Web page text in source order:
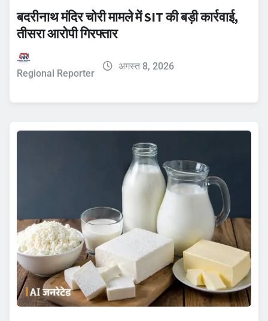
बदरीनाथ मंदिर चोरी मामले में SIT की बड़ी कार्रवाई,
तीसरा आरोपी गिरफ्तार
Regional Reporter
अगस्त 8, 2026